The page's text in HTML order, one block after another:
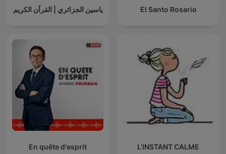
ياسين الجزائري | القرآن الكريم El Santo Rosario
En quête d'esprit L’INSTANT CALME